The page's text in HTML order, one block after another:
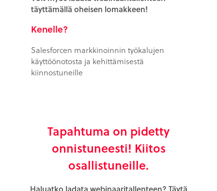
täyttämällä oheisen lomakkeen!
Kenelle?
Salesforcen markkinoinnin työkalujen
käyttöönotosta ja kehittämisestä
kiinnostuneille
Tapahtuma on pidetty
onnistuneesti! Kiitos
osallistuneille.